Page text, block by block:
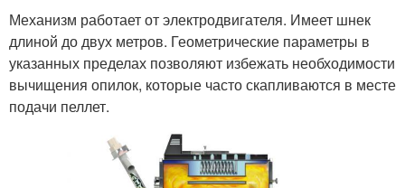
Механизм работает от электродвигателя. Имеет шнек
длиной до двух метров. Геометрические параметры в
указанных пределах позволяют избежать необходимости
вычищения опилок, которые часто скапливаются в месте
подачи пеллет.